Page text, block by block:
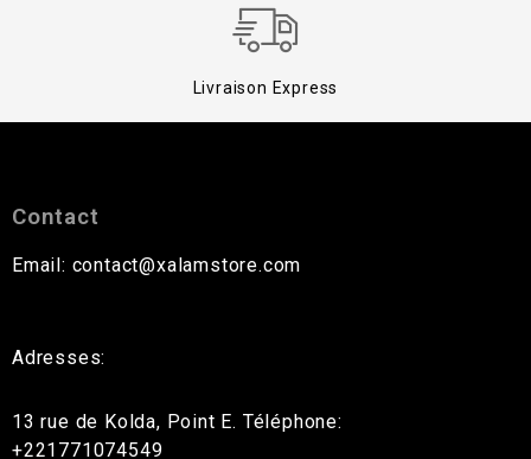
Livraison Express
Contact
Email: contact@xalamstore.com
Adresses:
13 rue de Kolda, Point E. Téléphone:
+221771074549